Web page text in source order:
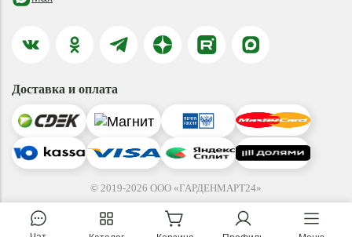
Доставка и оплата
© 2019-2026 ООО «ГАРДЕНМАРТ24»